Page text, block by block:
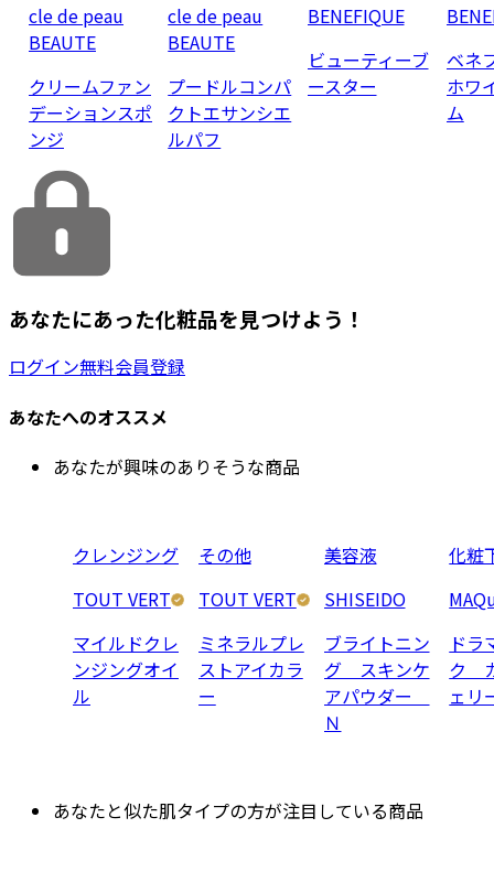
cle de peau
BEAUTE
クリームファン
デーションスポ
ンジ
cle de peau
BEAUTE
プードルコンパ
クトエサンシエ
ルパフ
BENEFIQUE
ビューティーブ
ースター
ベネ
ホワ
ム
あなたにあった化粧品を見つけよう！
ログイン無料会員登録
あなたへのオススメ
あなたが興味のありそうな商品
クレンジング
TOUT VERT
マイルドクレ
ンジングオイ
ル
その他
TOUT VERT
ミネラルプレ
ストアイカラ
ー
美容液
SHISEIDO
ブライトニン
グ スキンケ
アパウダー
Ｎ
化粧
ドラ
ク
ェ
あなたと似た肌タイプの方が注目している商品